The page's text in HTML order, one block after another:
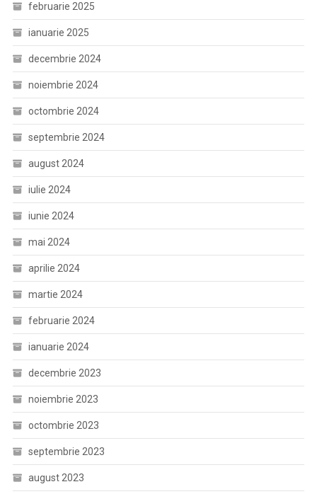
februarie 2025
ianuarie 2025
decembrie 2024
noiembrie 2024
octombrie 2024
septembrie 2024
august 2024
iulie 2024
iunie 2024
mai 2024
aprilie 2024
martie 2024
februarie 2024
ianuarie 2024
decembrie 2023
noiembrie 2023
octombrie 2023
septembrie 2023
august 2023